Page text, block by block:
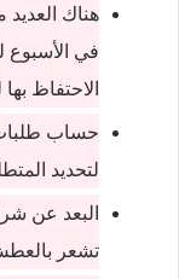
هناك
في الأسبوع
الاحتفاظ
حساب
لتحديد
البعد عن
تشعر